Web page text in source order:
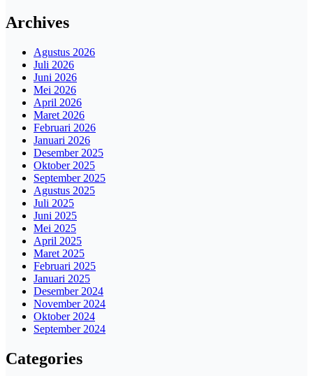
Archives
Agustus 2026
Juli 2026
Juni 2026
Mei 2026
April 2026
Maret 2026
Februari 2026
Januari 2026
Desember 2025
Oktober 2025
September 2025
Agustus 2025
Juli 2025
Juni 2025
Mei 2025
April 2025
Maret 2025
Februari 2025
Januari 2025
Desember 2024
November 2024
Oktober 2024
September 2024
Categories